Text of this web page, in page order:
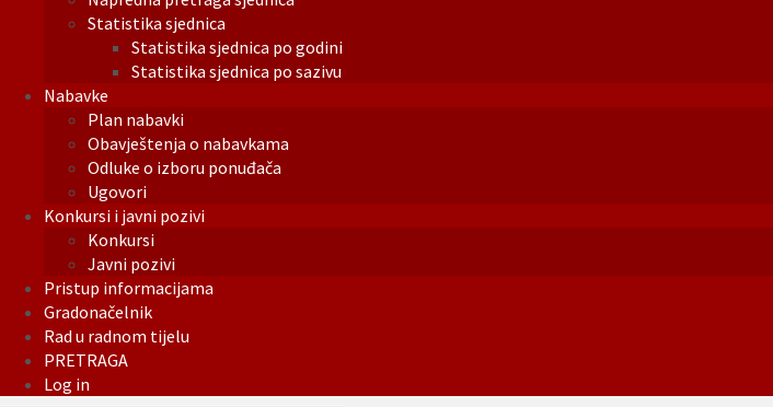
Statistika sjednica
Statistika sjednica po godini
Statistika sjednica po sazivu
Nabavke
Plan nabavki
Obavještenja o nabavkama
Odluke o izboru ponuđača
Ugovori
Konkursi i javni pozivi
Konkursi
Javni pozivi
Pristup informacijama
Gradonačelnik
Rad u radnom tijelu
PRETRAGA
Log in